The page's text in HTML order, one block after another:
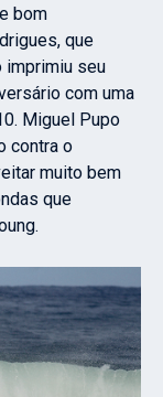
bom
que
imprimiu seu
com uma
Miguel Pupo
contra o
muito bem
que